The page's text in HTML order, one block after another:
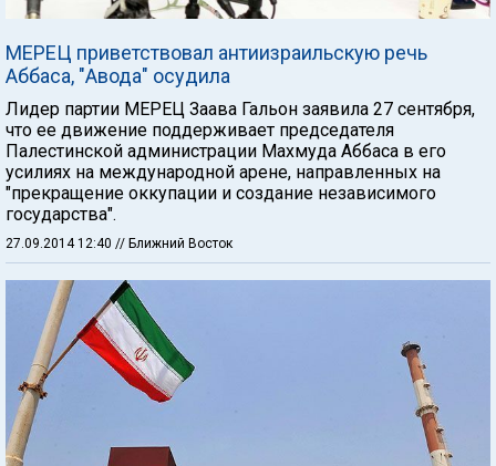
МЕРЕЦ приветствовал антиизраильскую речь
Аббаса, "Авода" осудила
Лидер партии МЕРЕЦ Заава Гальон заявила 27 сентября,
что ее движение поддерживает председателя
Палестинской администрации Махмуда Аббаса в его
усилиях на международной арене, направленных на
"прекращение оккупации и создание независимого
государства".
27.09.2014 12:40 // Ближний Восток